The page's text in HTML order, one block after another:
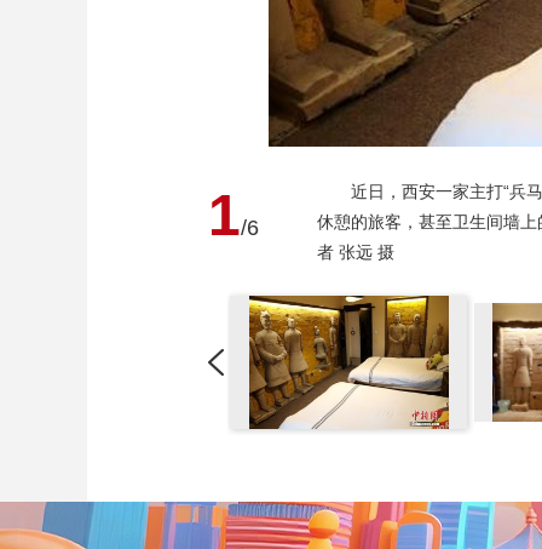
1/6
近日，西安一家主打“兵
休憩的旅客，甚至卫生间墙
者 张远 摄